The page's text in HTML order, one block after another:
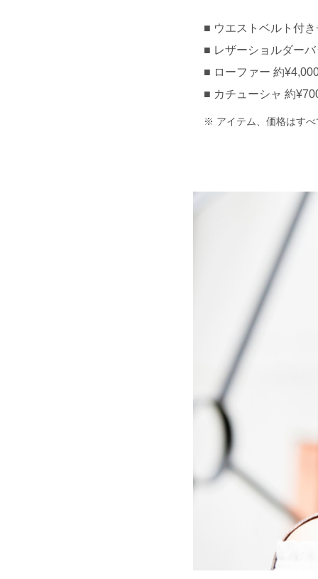
ウエストベルト付
レザーショルダー
ローファー 約
カチューシャ 約
アイテム、価格はす